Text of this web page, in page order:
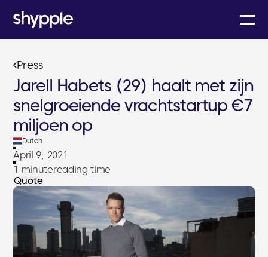
Press
Jarell Habets (29) haalt met zijn
snelgroeiende vrachtstartup €7
miljoen op
Dutch
April 9, 2021
1 minutereading time
Quote